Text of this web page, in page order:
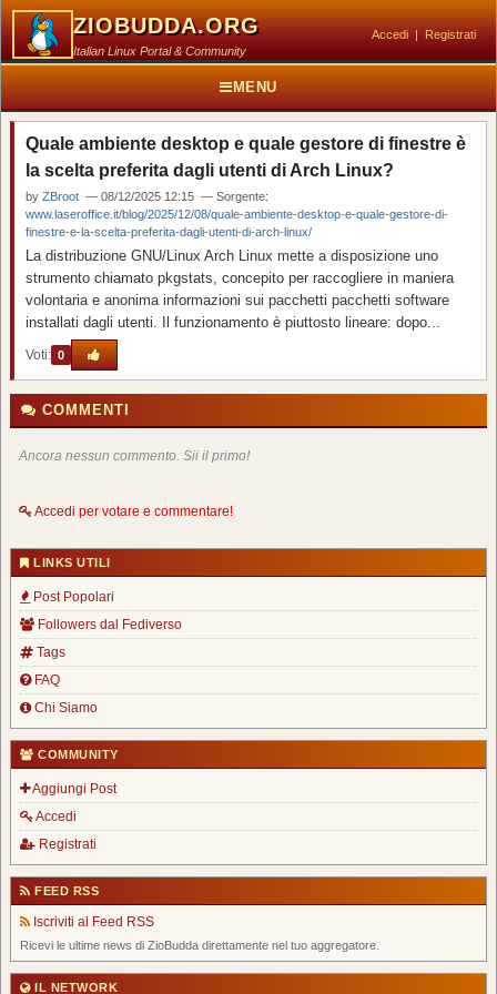
ZIOBUDDA.ORG
Italian Linux Portal & Community
Accedi | Registrati
MENU
Quale ambiente desktop e quale gestore di finestre è
la scelta preferita dagli utenti di Arch Linux?
by ZBroot — 08/12/2025 12:15 — Sorgente:
www.laseroffice.it/blog/2025/12/08/quale-ambiente-desktop-e-quale-gestore-di-
finestre-e-la-scelta-preferita-dagli-utenti-di-arch-linux/
La distribuzione GNU/Linux Arch Linux mette a disposizione uno
strumento chiamato pkgstats, concepito per raccogliere in maniera
volontaria e anonima informazioni sui pacchetti pacchetti software
installati dagli utenti. Il funzionamento è piuttosto lineare: dopo...
Voti: 0
COMMENTI
Ancora nessun commento. Sii il primo!
Accedi per votare e commentare!
LINKS UTILI
Post Popolari
Followers dal Fediverso
Tags
FAQ
Chi Siamo
COMMUNITY
Aggiungi Post
Accedi
Registrati
FEED RSS
Iscriviti al Feed RSS
Ricevi le ultime news di ZioBudda direttamente nel tuo aggregatore.
IL NETWORK